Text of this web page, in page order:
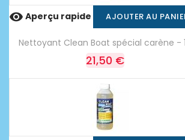
 Aperçu rapide AJOUTER AU
Nettoyant Clean Boat spécial carène -
21,50 €